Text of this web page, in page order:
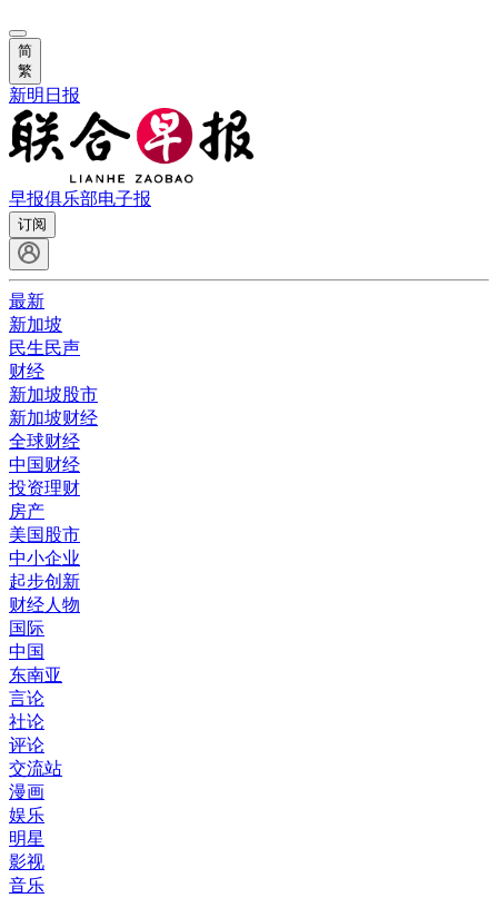
简
繁
新明日报
早报俱乐部电子报
订阅
最新
新加坡
民生民声
财经
新加坡股市
新加坡财经
全球财经
中国财经
投资理财
房产
美国股市
中小企业
起步创新
财经人物
国际
中国
东南亚
言论
社论
评论
交流站
漫画
娱乐
明星
影视
音乐